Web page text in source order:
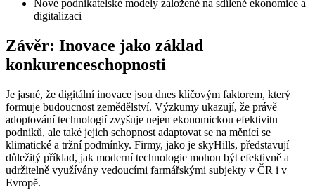
Nové podnikatelské modely založené na sdílené ekonomice a
digitalizaci
Závěr: Inovace jako základ
konkurenceschopnosti
Je jasné, že digitální inovace jsou dnes klíčovým faktorem, který
formuje budoucnost zemědělství. Výzkumy ukazují, že právě
adoptování technologií zvyšuje nejen ekonomickou efektivitu
podniků, ale také jejich schopnost adaptovat se na měnící se
klimatické a tržní podmínky. Firmy, jako je skyHills, představují
důležitý příklad, jak moderní technologie mohou být efektivně a
udržitelně využívány vedoucími farmářskými subjekty v ČR i v
Evropě.